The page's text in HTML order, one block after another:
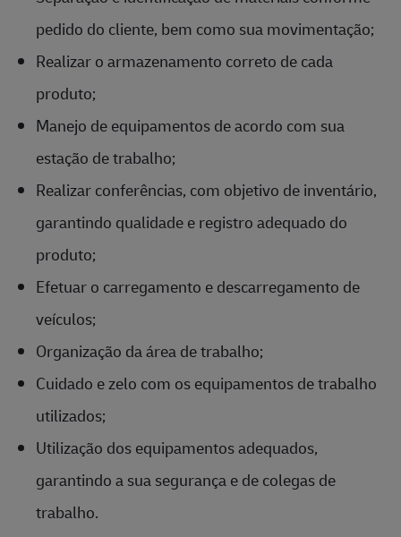
pedido do cliente, bem como sua movimentação;
Realizar o armazenamento correto de cada
produto;
Manejo de equipamentos de acordo com sua
estação de trabalho;
Realizar conferências, com objetivo de inventário,
garantindo qualidade e registro adequado do
produto;
Efetuar o carregamento e descarregamento de
veículos;
Organização da área de trabalho;
Cuidado e zelo com os equipamentos de trabalho
utilizados;
Utilização dos equipamentos adequados,
garantindo a sua segurança e de colegas de
trabalho.